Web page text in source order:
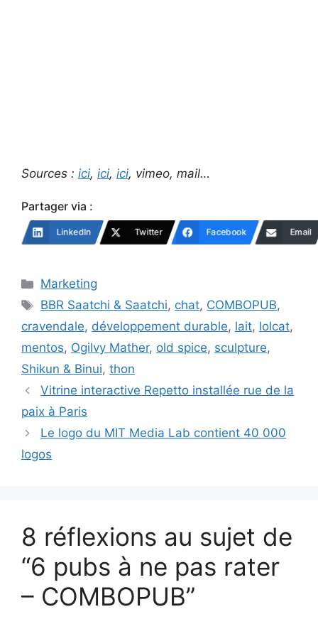
Sources : ici, ici, ici, vimeo, mail…
Partager via :
LinkedIn Twitter Facebook Email
Catégories
Marketing
Étiquettes
BBR Saatchi & Saatchi, chat, COMBOPUB,
cravendale, développement durable, lait, lolcat,
mentos, Ogilvy Mather, old spice, sculpture,
Shikun & Binui, thon
Vitrine interactive Repetto installée rue de la
paix à Paris
Le logo du MIT Media Lab contient 40 000
logos
8 réflexions au sujet de
“6 pubs à ne pas rater
– COMBOPUB”